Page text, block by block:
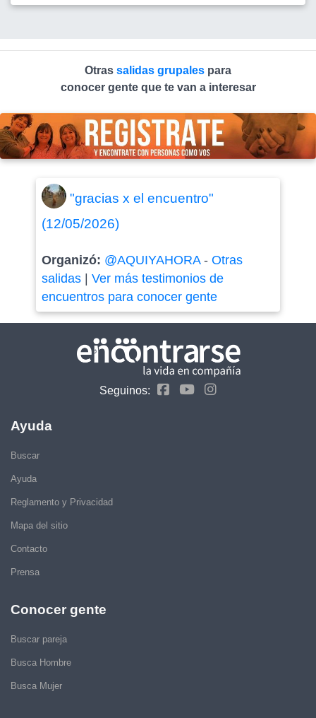
Otras salidas grupales para
conocer gente que te van a interesar
"gracias x el encuentro"
(12/05/2026)
Organizó: @AQUIYAHORA- Otras
salidas| Ver más testimonios de
encuentros para conocer gente
Seguinos:
Ayuda
Buscar
Ayuda
Reglamento y Privacidad
Mapa del sitio
Contacto
Prensa
Conocer gente
Buscar pareja
Busca Hombre
Busca Mujer